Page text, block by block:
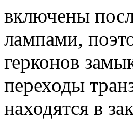
включены
лампами,
герконов
переходы
находятся в